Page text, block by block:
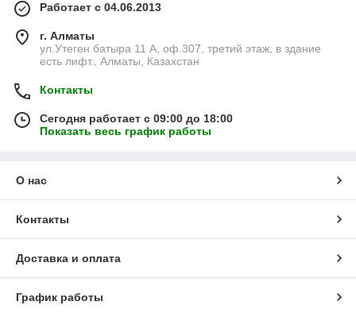
Работает с 04.06.2013
г. Алматы
ул.Утеген батыра 11 А, оф.307, третий этаж, в здание
есть лифт., Алматы, Казахстан
Контакты
Сегодня работает с 09:00 до 18:00
Показать весь график работы
О нас
Контакты
Доставка и оплата
График работы